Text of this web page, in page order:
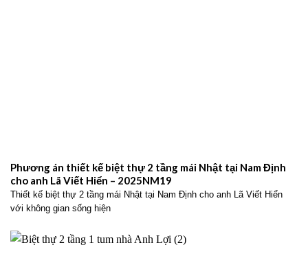
Phương án thiết kế biệt thự 2 tầng mái Nhật tại Nam Định
cho anh Lã Viết Hiển – 2025NM19
Thiết kế biệt thự 2 tầng mái Nhật tại Nam Định cho anh Lã Viết Hiển
với không gian sống hiện